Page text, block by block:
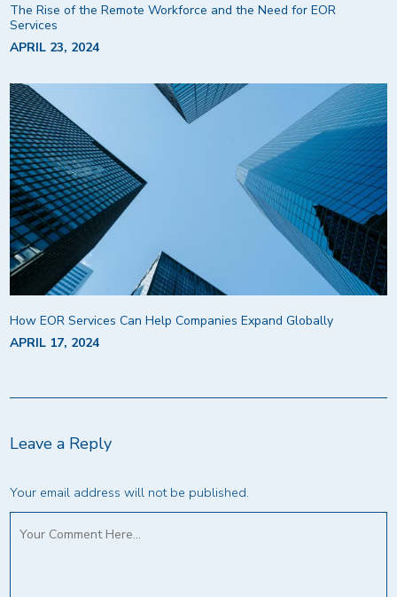
The Rise of the Remote Workforce and the Need for EOR
Services
APRIL 23, 2024
How EOR Services Can Help Companies Expand Globally
APRIL 17, 2024
Leave a Reply
Your email address will not be published.